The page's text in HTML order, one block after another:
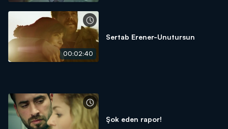
00:02:40
Sertab Erener-Unutursun
Şok eden rapor!